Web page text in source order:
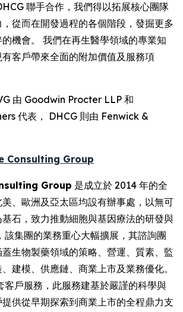
聯手合作，我們得以拓展核心團隊
從而在開發過程的各個階段，發掘更多
機會。 我們在再生醫學領域的專業知
客戶帶來全面的附加價值及服務項
由 Goodwin Procter LLP 和
代表， DHCG 則由 Fenwick &
Consulting Group
Group 是成立於 2014 年的全
、歐洲及亞太區均設有辦事處，以無可
石，致力推動細胞與基因療法的研發與
該集團的業務重心大幅擴展，其諮詢團
生物製藥領域的策略、營運、質素、監
建模、供應鏈、商業上市及業務優化。
客戶服務，此服務建基於嚴謹的科學與
供從早期探索到商業上市的全程鼎力支